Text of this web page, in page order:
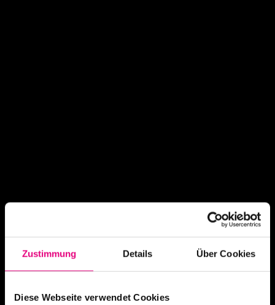
Zustimmung Details Über Cookies
Diese Webseite verwendet Cookies